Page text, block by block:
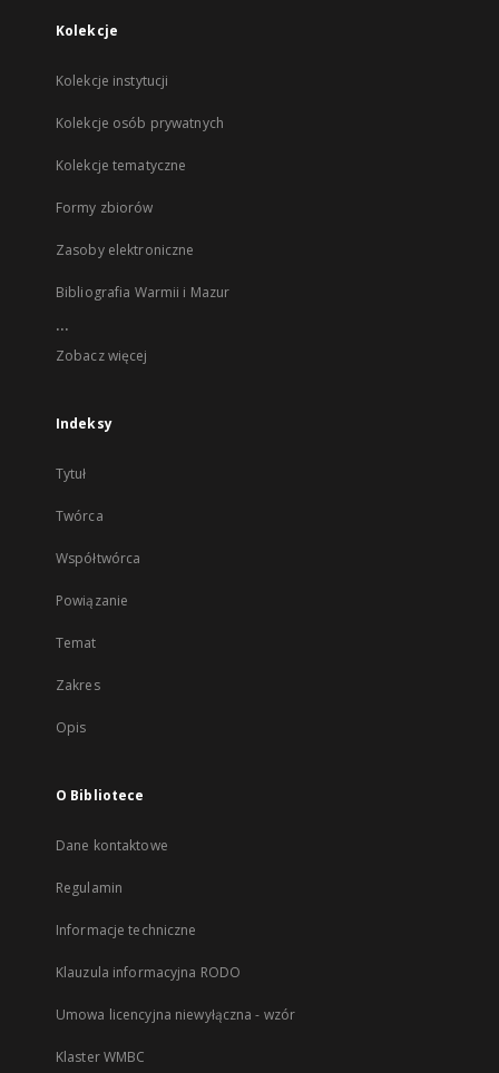
Kolekcje
Kolekcje instytucji
Kolekcje osób prywatnych
Kolekcje tematyczne
Formy zbiorów
Zasoby elektroniczne
Bibliografia Warmii i Mazur
...
Zobacz więcej
Indeksy
Tytuł
Twórca
Współtwórca
Powiązanie
Temat
Zakres
Opis
O Bibliotece
Dane kontaktowe
Regulamin
Informacje techniczne
Klauzula informacyjna RODO
Umowa licencyjna niewyłączna - wzór
Klaster WMBC